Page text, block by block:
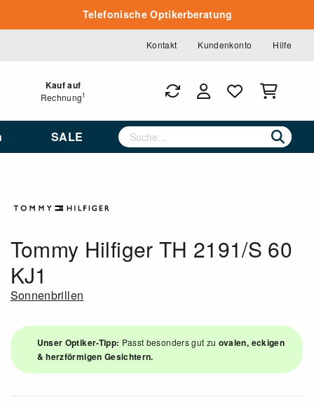
Telefonische Optikerberatung
Kontakt Kundenkonto Hilfe
Kauf auf
Rechnung1
SALE
Tommy Hilfiger TH 2191/S 60
KJ1
Sonnenbrillen
Unser Optiker-Tipp: Passt besonders gut zu ovalen, eckigen
& herzförmigen Gesichtern.